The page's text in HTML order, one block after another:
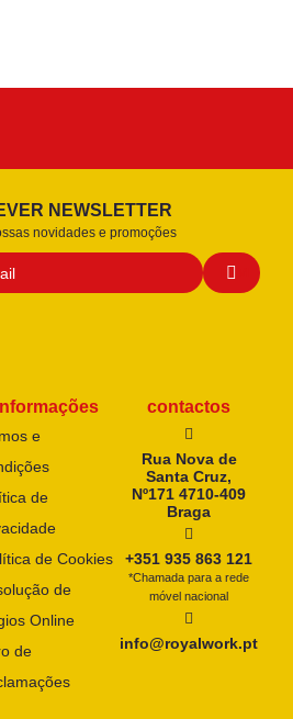
NEWSLETTER
novidades e promoções
e
de
de Cookies
de
Online
de
contactos
Rua Nova de
Santa Cruz,
Nº171 4710-409
Braga
+351 935 863 121
*Chamada para a rede
móvel nacional
info@royalwork.pt